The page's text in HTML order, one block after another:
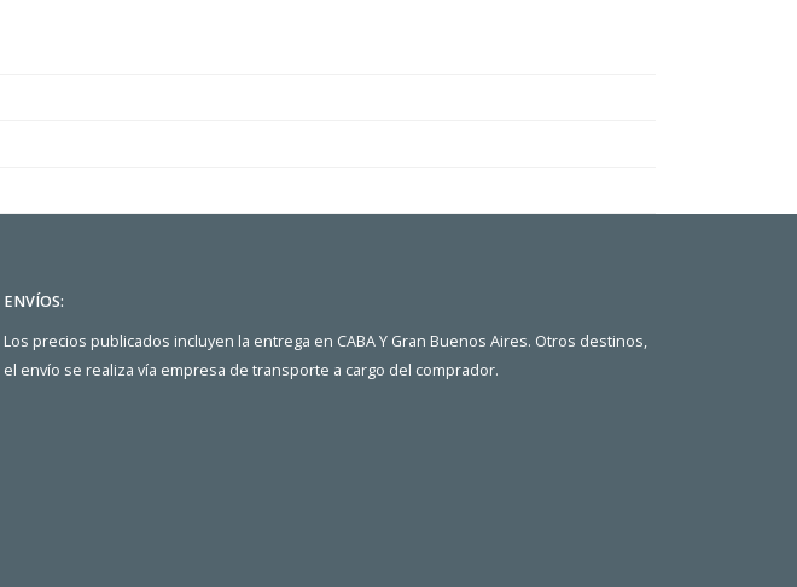
ENVÍOS:
Los precios publicados incluyen la entrega en CABA Y Gran Buenos Aires. Otros destinos,
el envío se realiza vía empresa de transporte a cargo del comprador.